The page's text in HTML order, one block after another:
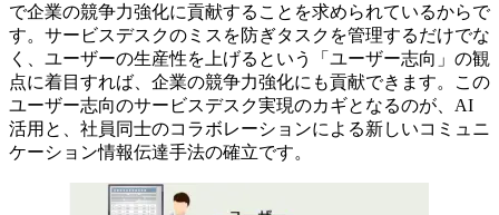
で企業の競争力強化に貢献することを求められているからで
す。サービスデスクのミスを防ぎタスクを管理するだけでな
く、ユーザーの生産性を上げるという「ユーザー志向」の観
点に着目すれば、企業の競争力強化にも貢献できます。この
ユーザー志向のサービスデスク実現のカギとなるのが、AI
活用と、社員同士のコラボレーションによる新しいコミュニ
ケーション情報伝達手法の確立です。